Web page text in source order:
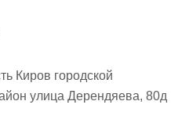
Киров городской
улица Дерендяева, 80д